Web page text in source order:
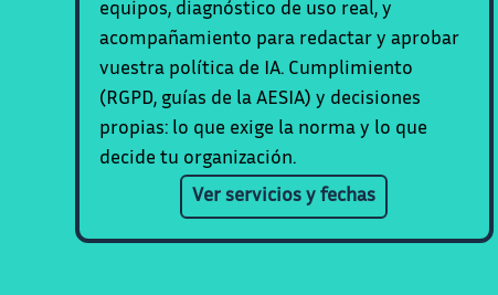
equipos, diagnóstico de uso real, y
acompañamiento para redactar y aprobar
vuestra política de IA. Cumplimiento
(RGPD, guías de la AESIA) y decisiones
propias: lo que exige la norma y lo que
decide tu organización.
Ver servicios y fechas